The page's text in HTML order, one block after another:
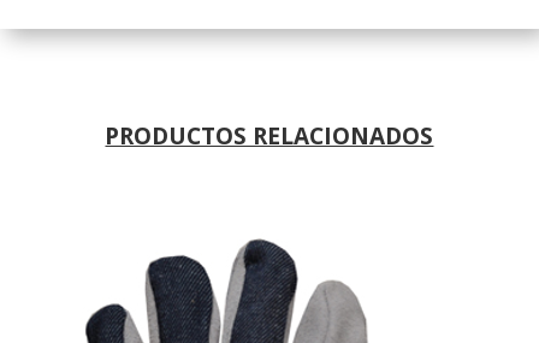
PRODUCTOS RELACIONADOS